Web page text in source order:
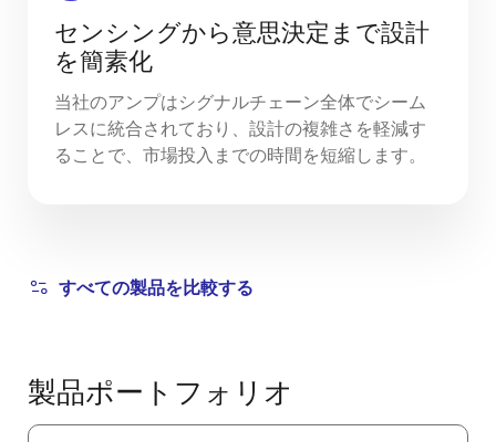
センシングから意思決定まで設計
を簡素化
当社のアンプはシグナルチェーン全体でシーム
レスに統合されており、設計の複雑さを軽減す
ることで、市場投入までの時間を短縮します。
すべての製品を比較する
製品ポートフォリオ